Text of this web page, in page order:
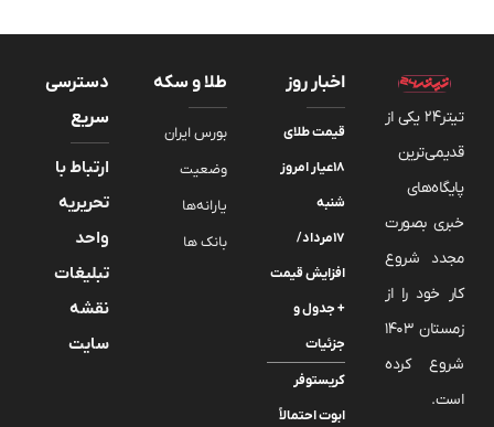
تیتر24 یکی از
قدیمی‌ترین
پایگاه‌های
خبری بصورت
مجدد شروع
کار خود را از
زمستان 1403
شروع کرده
است.
اخبار روز
قیمت طلای
۱۸عیار امروز
شنبه
۱۷مرداد/
افزایش قیمت
+ جدول و
جزئیات
کریستوفر
ابوت احتمالاً
طلا و سکه
بورس ایران
وضعیت
یارانه‌ها
بانک ها
دسترسی
سریع
ارتباط با
تحریریه
واحد
تبلیغات
نقشه
سایت